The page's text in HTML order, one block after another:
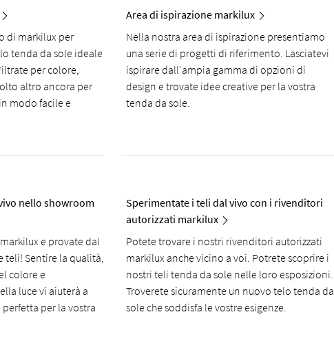
di markilux per
tenda da sole ideale
per colore,
altro ancora per
modo facile e
Area di ispirazione markilux
Nella nostra area di ispirazione presentiamo
una serie di progetti di riferimento. Lasciatevi
ispirare dall'ampia gamma di opzioni di
design e trovate idee creative per la vostra
tenda da sole.
nello showroom
e provate dal
teli! Sentire la qualità,
colore e
luce vi aiuterà a
per la vostra
Sperimentate i teli dal vivo con i rivenditori
autorizzati markilux
Potete trovare i nostri rivenditori autorizzati
markilux anche vicino a voi. Potrete scoprire i
nostri teli tenda da sole nelle loro esposizioni.
Troverete sicuramente un nuovo telo tenda da
sole che soddisfa le vostre esigenze.